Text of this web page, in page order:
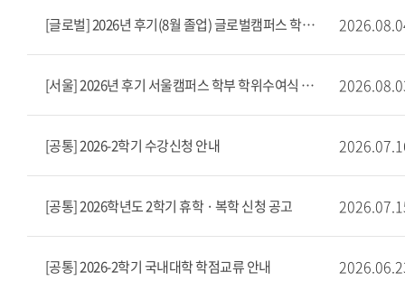
[글로벌] 2026년 후기(8월 졸업) 글로벌캠퍼스 학부 학위수여식 공고
[서울] 2026년 후기 서울캠퍼스 학부 학위수여식 공고
[공통] 2026-2학기 수강신청 안내
[공통] 2026학년도 2학기 휴학 · 복학 신청 공고
[공통] 2026-2학기 국내대학 학점교류 안내